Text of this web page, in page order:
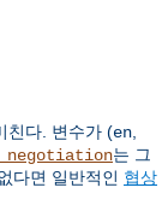
친다. 변수가 (en,
는 그
다면 일반적인 협상